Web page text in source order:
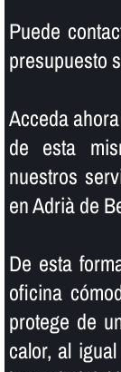
Puede
presupuesto
Acceda
de esta
nuestros
en Adrià de
De esta
oficina
protege de
calor, al